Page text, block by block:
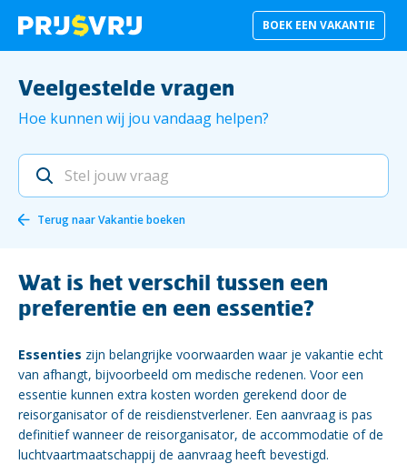
BOEK EEN VAKANTIE
Veelgestelde vragen
Hoe kunnen wij jou vandaag helpen?
Terug naarVakantie boeken
Wat is het verschil tussen een
preferentie en een essentie?
Essenties zijn belangrijke voorwaarden waar je vakantie echt
van afhangt, bijvoorbeeld om medische redenen. Voor een
essentie kunnen extra kosten worden gerekend door de
reisorganisator of de reisdienstverlener. Een aanvraag is pas
definitief wanneer de reisorganisator, de accommodatie of de
luchtvaartmaatschappij de aanvraag heeft bevestigd.